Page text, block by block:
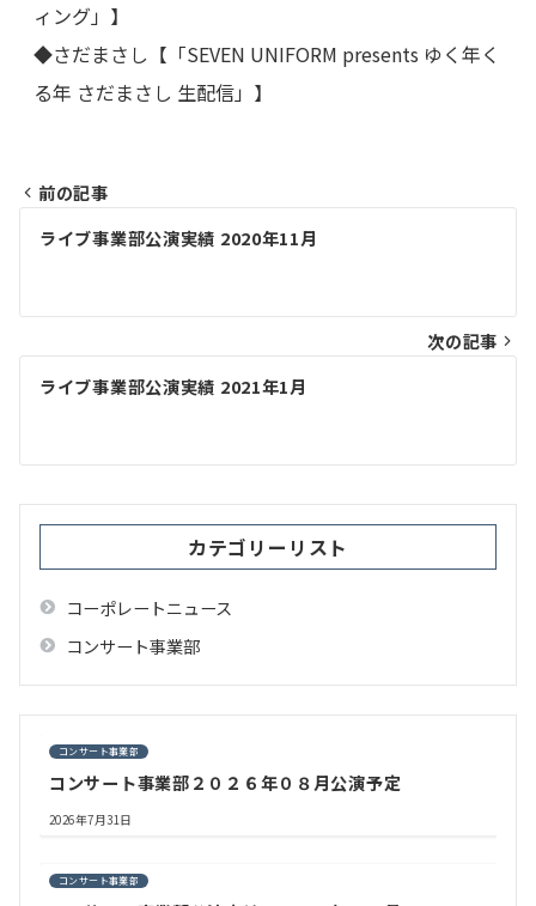
ィング」】
◆さだまさし【「SEVEN UNIFORM presents ゆく年く
る年 さだまさし 生配信」】
ナ
ビ
ゲ
シ
ョ
前の記事
ライブ事業部公演実績 2020年11月
次の記事
ライブ事業部公演実績 2021年1月
カテゴリーリスト
コーポレートニュース
コンサート事業部
コンサート事業部
コンサート事業部２０２６年０８月公演予定
2026年7月31日
コンサート事業部